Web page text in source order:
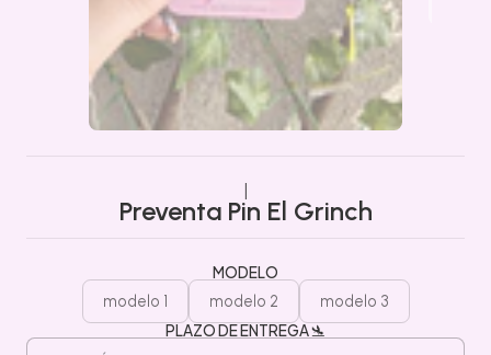
Preventa Pin El Grinch
MODELO
modelo 1 modelo 2 modelo 3
PLAZO DE ENTREGA 🛬